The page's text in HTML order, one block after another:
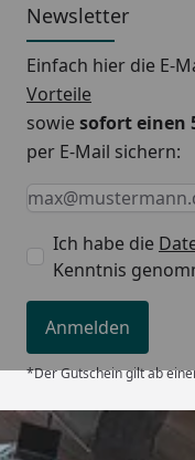
Newsletter
Einfach hier die E-
Vorteile
sowiesofort einen
per E-Mail sichern:
Keine Eingabe
Eingabe
E-Mail *
Ich habe die
Kenntnis
Anmelden
*Der Gutschein gilt ab